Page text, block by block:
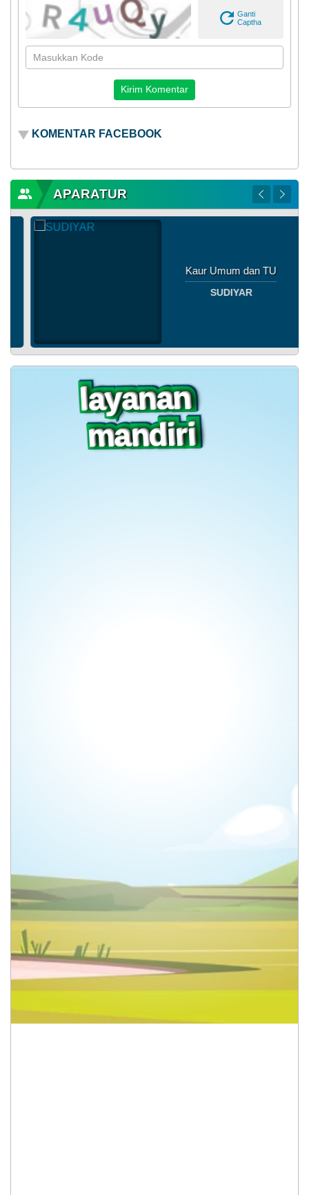
Ganti
Captha
KOMENTAR FACEBOOK
APARATUR
Kaur Umum dan TU
SUDIYAR